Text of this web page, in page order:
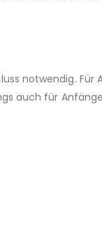
notwendig.
auch für